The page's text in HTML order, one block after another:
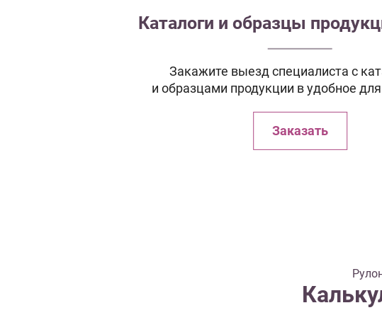
Каталоги и образцы
Закажите выезд специалиста с
и образцами продукции в удобное
Заказать